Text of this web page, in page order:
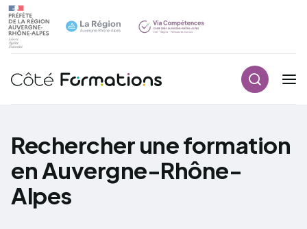
Navigation principale
Rechercher une formation
en Auvergne-Rhône-
Alpes